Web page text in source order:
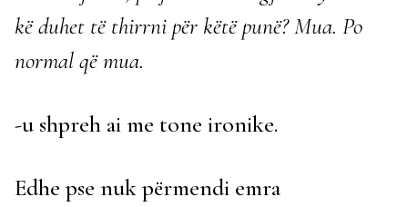
kë duhet të thirrni për këtë punë? Mua. Po
normal që mua.
-u shpreh ai me tone ironike.
Edhe pse nuk përmendi emra